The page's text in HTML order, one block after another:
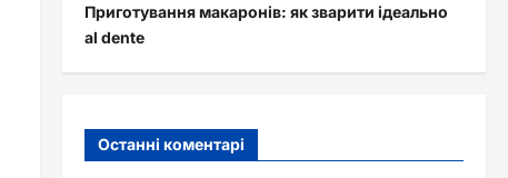
Приготування макаронів: як зварити ідеально
al dente
Останні коментарі